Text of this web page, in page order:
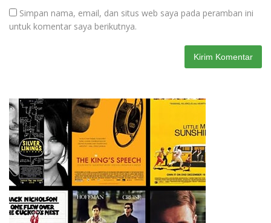
Simpan nama, email, dan situs web saya pada peramban ini
untuk komentar saya berikutnya.